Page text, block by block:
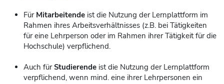
Für Mitarbeitende ist die Nutzung der Lernplattform im
Rahmen ihres Arbeitsverhältnisses (z.B. bei Tätigkeiten
für eine Lehrperson oder im Rahmen ihrer Tätigkeit für die
Hochschule) verpflichend.
Auch fürStudierende ist die Nutzung der Lernplattform
verpflichend, wenn mind. eine ihrer Lehrpersonen ein